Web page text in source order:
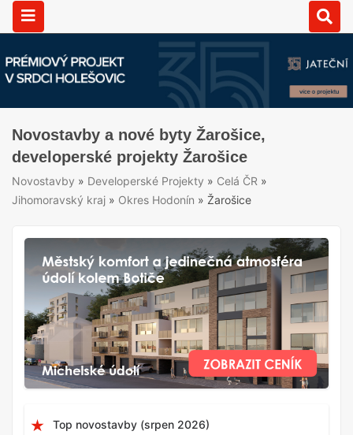
Novostavby a nové byty Žarošice,
developerské projekty Žarošice
Novostavby » Developerské Projekty » Celá ČR »
Jihomoravský kraj » Okres Hodonín » Žarošice
Top novostavby (srpen 2026)